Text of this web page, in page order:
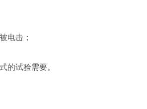
电击；
的试验需要。